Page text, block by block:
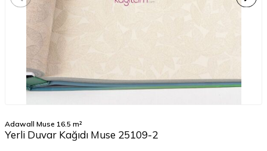
Adawall Muse 16.5 m²
Yerli Duvar Kağıdı Muse 25109-2